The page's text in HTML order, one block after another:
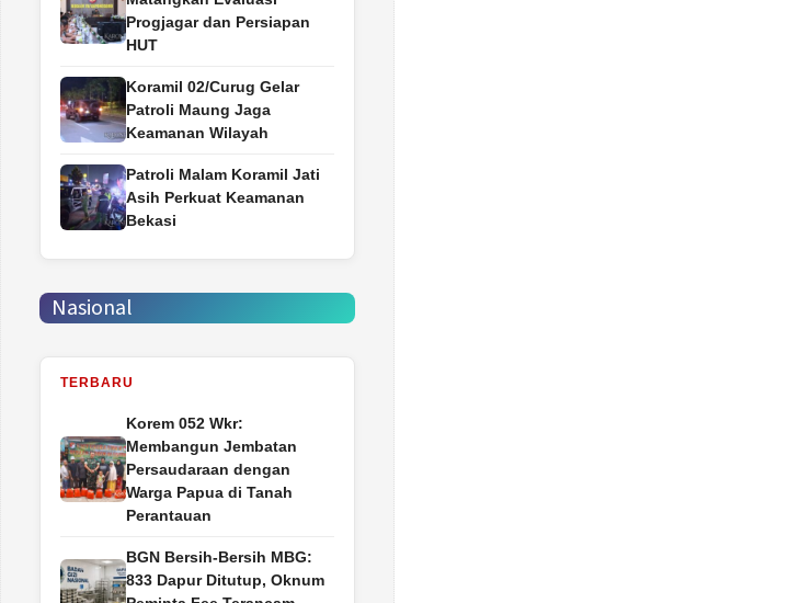
Progjagar dan Persiapan
HUT
Koramil 02/Curug Gelar
Patroli Maung Jaga
Keamanan Wilayah
Patroli Malam Koramil Jati
Asih Perkuat Keamanan
Bekasi
Nasional
TERBARU
Korem 052 Wkr:
Membangun Jembatan
Persaudaraan dengan
Warga Papua di Tanah
Perantauan
BGN Bersih-Bersih MBG:
833 Dapur Ditutup, Oknum